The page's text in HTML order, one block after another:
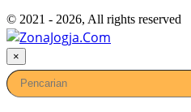
© 2021 - 2026, All rights reserved
×